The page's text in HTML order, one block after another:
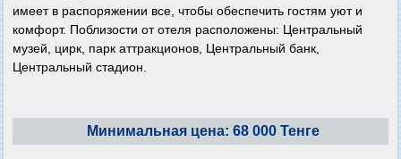
имеет в распоряжении все, чтобы обеспечить гостям уют и
комфорт. Поблизости от отеля расположены: Центральный
музей, цирк, парк аттракционов, Центральный банк,
Центральный стадион.
Минимальная цена: 68 000 Тенге